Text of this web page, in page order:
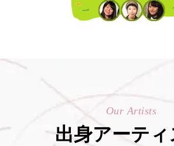
Our Artists
出身アーティ